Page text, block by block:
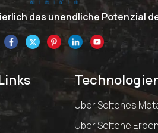
das unendliche Potenzial
Über Seltenes
Über Seltene Erden